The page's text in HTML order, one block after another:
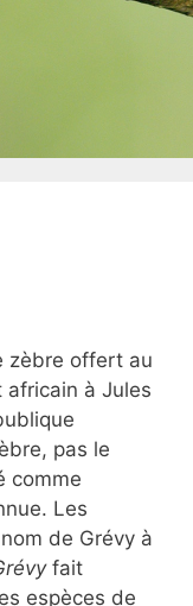
zèbre offert au
africain à Jules
pas le
comme
Les
de Grévy à
fait
espèces de